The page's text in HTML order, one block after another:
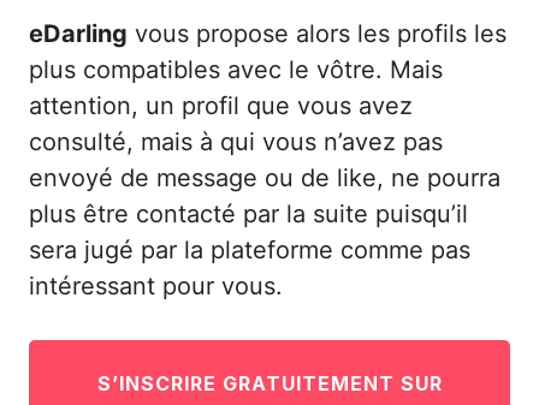
eDarling vous propose alors les profils les
plus compatibles avec le vôtre. Mais
attention, un profil que vous avez
consulté, mais à qui vous n’avez pas
envoyé de message ou de like, ne pourra
plus être contacté par la suite puisqu’il
sera jugé par la plateforme comme pas
intéressant pour vous.
S’INSCRIRE GRATUITEMENT SUR